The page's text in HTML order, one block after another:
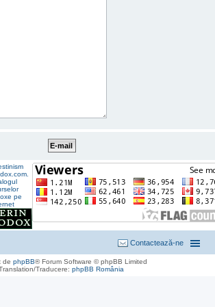
Contactează-ne
dephpBB® Forum Software © phpBB Limited
Traducere:phpBB România